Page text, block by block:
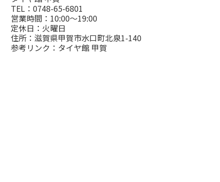
TEL：0748-65-6801
営業時間：10:00～19:00
定休日：火曜日
住所：滋賀県甲賀市水口町北泉1-140
参考リンク： タイヤ館 甲賀